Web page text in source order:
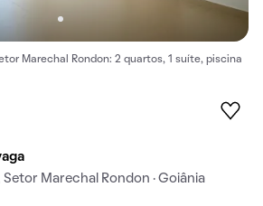
Marechal Rondon: 2 quartos, 1 suíte, piscina
Marechal Rondon · Goiânia